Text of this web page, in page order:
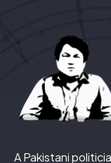
A Pakistani